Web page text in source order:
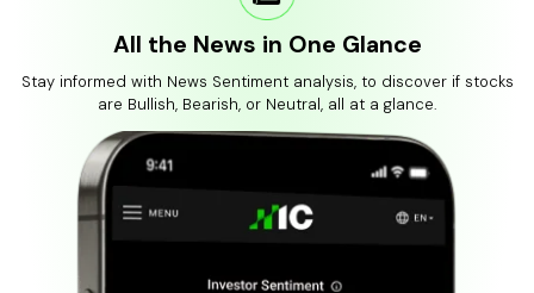
All the News in One Glance
Stay informed with News Sentiment analysis, to discover if stocks
are Bullish, Bearish, or Neutral, all at a glance.